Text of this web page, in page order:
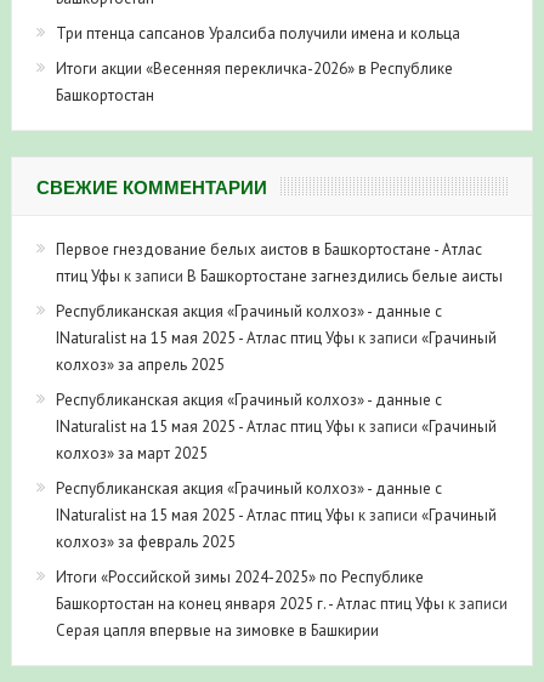
Три птенца сапсанов Уралсиба получили имена и кольца
Итоги акции «Весенняя перекличка-2026» в Республике
Башкортостан
СВЕЖИЕ КОММЕНТАРИИ
Первое гнездование белых аистов в Башкортостане - Атлас
птиц Уфы к записи В Башкортостане загнездились белые аисты
Республиканская акция «Грачиный колхоз» - данные с
INaturalist на 15 мая 2025 - Атлас птиц Уфы к записи «Грачиный
колхоз» за апрель 2025
Республиканская акция «Грачиный колхоз» - данные с
INaturalist на 15 мая 2025 - Атлас птиц Уфы к записи «Грачиный
колхоз» за март 2025
Республиканская акция «Грачиный колхоз» - данные с
INaturalist на 15 мая 2025 - Атлас птиц Уфы к записи «Грачиный
колхоз» за февраль 2025
Итоги «Российской зимы 2024-2025» по Республике
Башкортостан на конец января 2025 г. - Атлас птиц Уфы к записи
Серая цапля впервые на зимовке в Башкирии